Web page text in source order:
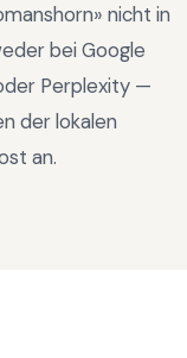
» nicht in
bei Google
Perplexity —
der lokalen
an.